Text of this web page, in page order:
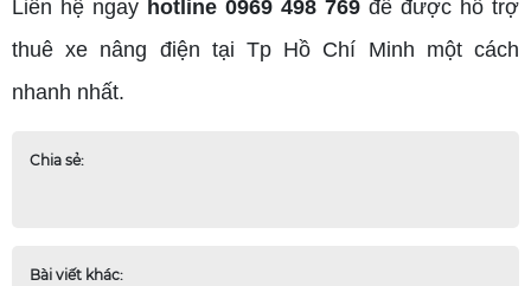
Liên hệ ngay hotline 0969 498 769 để được hỗ trợ
thuê xe nâng điện tại Tp Hồ Chí Minh một cách
nhanh nhất.
Chia sẻ:
Bài viết khác: